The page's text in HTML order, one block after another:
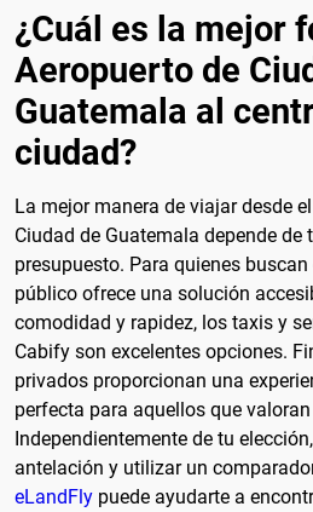
¿Cuál es la mejor
Aeropuerto de
Guatemala al
ciudad?
La mejor manera de viajar desde
Ciudad de Guatemala depende de
presupuesto. Para quienes
público ofrece una solución
comodidad y rapidez, los taxis y
Cabify son excelentes opciones.
privados proporcionan una
perfecta para aquellos que
Independientemente de tu
antelación y utilizar un
eLandFly puede ayudarte a